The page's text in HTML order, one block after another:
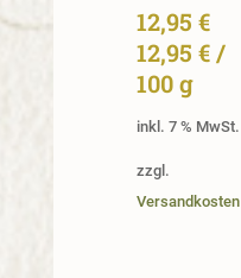
12,95 €
12,95 €/
100 g
inkl. 7 % MwSt.
zzgl.
Versandkosten